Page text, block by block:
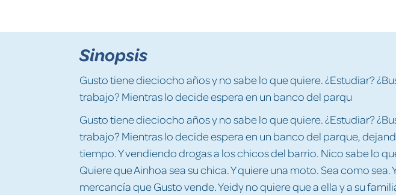
Sinopsis
Gusto tiene dieciocho años y no sabe lo que quiere. ¿Estudiar?
trabajo? Mientras lo decide espera en un banco del parqu
Gusto tiene dieciocho años y no sabe lo que quiere. ¿Estudiar?
trabajo? Mientras lo decide espera en un banco del parque,
tiempo. Y vendiendo drogas a los chicos del barrio. Nico sabe lo
Quiere que Ainhoa sea su chica. Y quiere una moto. Sea como sea.
mercancía que Gusto vende. Yeidy no quiere que a ella y a su